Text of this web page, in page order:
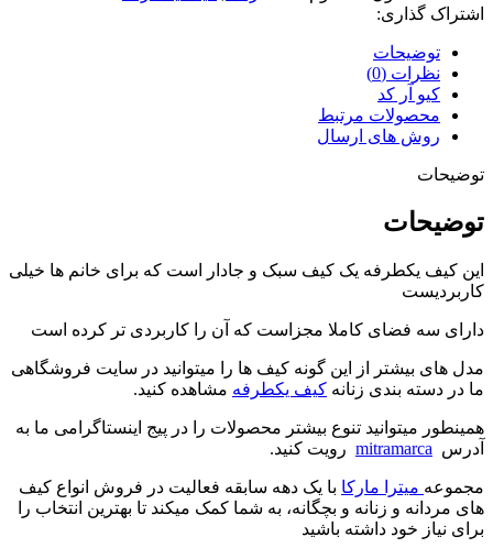
اشتراک گذاری:
توضیحات
نظرات (0)
کیو آر کد
محصولات مرتبط
روش های ارسال
توضیحات
توضیحات
این کیف یکطرفه یک کیف سبک و جادار است که برای خانم ها خیلی
کاربردیست
دارای سه فضای کاملا مجزاست که آن را کاربردی تر کرده است
مدل های بیشتر از این گونه کیف ها را میتوانید در سایت فروشگاهی
ما در دسته بندی زنانه کیف یکطرفه مشاهده کنید.
همینطور میتوانید تنوع بیشتر محصولات را در پیج اینستاگرامی ما به
آدرس mitramarca رویت کنید.
مجموعه میترا مارکا با یک دهه سابقه فعالیت در فروش انواع کیف
های مردانه و زنانه و بچگانه، به شما کمک میکند تا بهترین انتخاب را
برای نیاز خود داشته باشید